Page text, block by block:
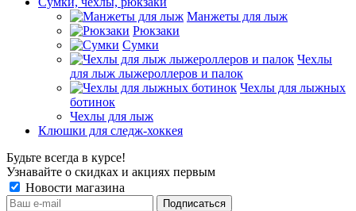
Манжеты для лыж
Рюкзаки
Сумки
Чехлы
для лыж лыжероллеров и палок
Чехлы для лыжных
ботинок
Чехлы для лыж
Клюшки для следж-хоккея
Будьте всегда в курсе!
Узнавайте о скидках и акциях первым
Новости магазина